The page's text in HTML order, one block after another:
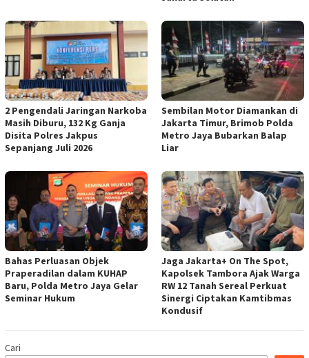
2 Pengendali Jaringan Narkoba
Masih Diburu, 132 Kg Ganja
Disita Polres Jakpus
Sepanjang Juli 2026
Sembilan Motor Diamankan di
Jakarta Timur, Brimob Polda
Metro Jaya Bubarkan Balap
Liar
Bahas Perluasan Objek
Praperadilan dalam KUHAP
Baru, Polda Metro Jaya Gelar
Seminar Hukum
Jaga Jakarta+ On The Spot,
Kapolsek Tambora Ajak Warga
RW 12 Tanah Sereal Perkuat
Sinergi Ciptakan Kamtibmas
Kondusif
Cari